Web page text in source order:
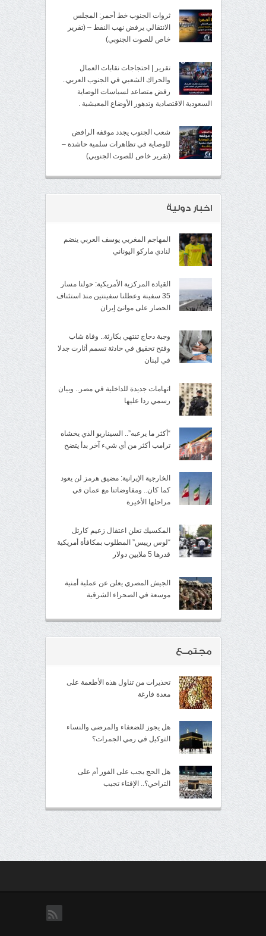
ثروات الجنوب خط أحمر: المجلس
الانتقالي يرفض نهب النفط – (تقرير
خاص للصوت الجنوبي)
تقرير | احتجاجات نقابات العمال
والحراك الشعبي في الجنوب العربي..
رفض متصاعد لسياسات الوصاية
السعودية الاقتصادية وتدهور الأوضاع المعيشية .
شعب الجنوب يجدد موقفه الرافض
للوصاية في تظاهرات سلمية حاشدة –
(تقرير خاص للصوت الجنوبي)
اخبار دولية
المهاجم المغربي يوسف العربي ينضم
لنادي ماركو اليوناني
القيادة المركزية الأمريكية: حولنا مسار
35 سفينة وعطلنا سفينتين منذ استئناف
الحصار على موانئ إيران
وجبة دجاج تنتهي بكارثة.. وفاة شاب
وفتح تحقيق في حادثة تسمم أثارت جدلا
في لبنان
اتهامات جديدة للداخلية في مصر.. وبيان
رسمي ردا عليها
“أكثر ما يرعبه”.. السيناريو الذي يخشاه
ترامب أكثر من أي شيء آخر بدأ يتضح
الخارجية الإيرانية: مضيق هرمز لن يعود
كما كان.. ومفاوضاتنا مع عمان في
مراحلها الأخيرة
المكسيك تعلن اعتقال زعيم كارتل
“لوس رييس” المطلوب بمكافأة أمريكية
قدرها 5 ملايين دولار
الجيش المصري يعلن عن عملية أمنية
موسعة في الصحراء الشرقية
مجتمــع
تحذيرات من تناول هذه الأطعمة على
معدة فارغة
هل يجوز للضعفاء والمرضى والنساء
التوكيل في رمي الجمرات؟
هل الحج يجب على الفور أم على
التراخي؟.. الإفتاء تجيب